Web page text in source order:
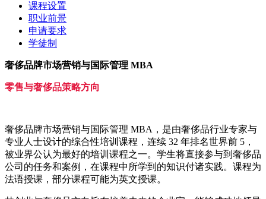
课程设置
职业前景
申请要求
学徒制
奢侈品牌市场营销与国际管理 MBA
零售与奢侈品策略方向
奢侈品牌市场营销与国际管理 MBA，是由奢侈品行业专家与
专业人士设计的综合性培训课程，连续 32 年排名世界前 5，
被业界公认为最好的培训课程之一。学生将直接参与到奢侈品
公司的任务和案例，在课程中所学到的知识付诸实践。课程为
法语授课，部分课程可能为英文授课。